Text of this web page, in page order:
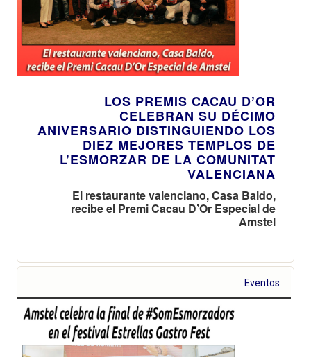
LOS PREMIS CACAU D’OR
CELEBRAN SU DÉCIMO
ANIVERSARIO DISTINGUIENDO LOS
DIEZ MEJORES TEMPLOS DE
L’ESMORZAR DE LA COMUNITAT
VALENCIANA
El restaurante valenciano, Casa Baldo,
recibe el Premi Cacau D’Or Especial de
Amstel
Eventos